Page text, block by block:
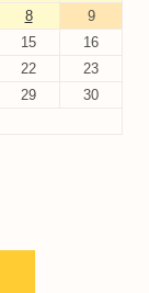
8
9
15
16
22
23
29
30